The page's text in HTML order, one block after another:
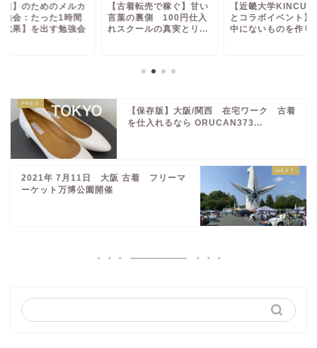
業】のためのメルカ
強会：たった1時間
成果】を出す勉強会
【古着転売で稼ぐ】甘い
言葉の裏側 100円仕入
れスクールの真実とリ...
【近畿大学
とコラボイベント】
中にないものを作り
【保存版】大阪/関西 在宅ワーク 古着
を仕入れるなら ORUCAN373...
2021年 7月11日 大阪 古着 フリーマ
ーケット万博公園開催